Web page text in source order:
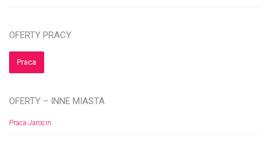
OFERTY PRACY
Praca
OFERTY – INNE MIASTA
Praca Jarocin